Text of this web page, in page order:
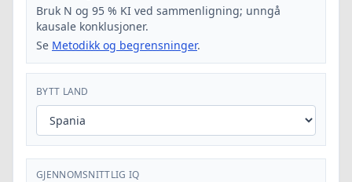
Bruk N og 95 % KI ved sammenligning; unngå
kausale konklusjoner.
Se Metodikk og begrensninger.
BYTT LAND
GJENNOMSNITTLIG IQ